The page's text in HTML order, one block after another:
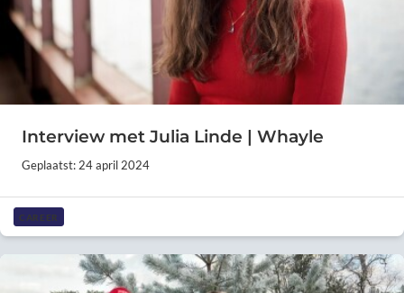
Interview met Julia Linde | Whayle
Geplaatst: 24 april 2024
CAREER